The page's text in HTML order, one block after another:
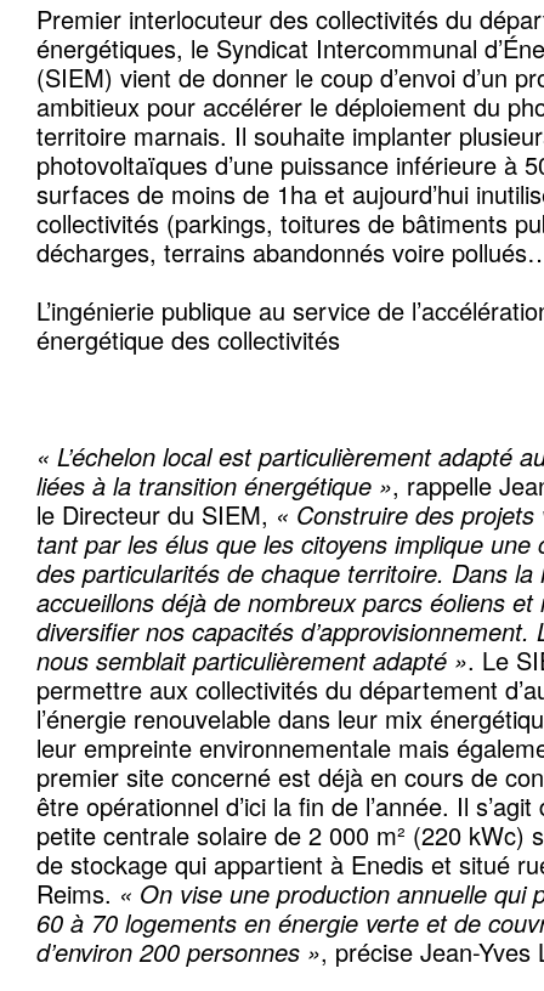
Premier interlocuteur des collectivités du
énergétiques, le Syndicat Intercommunal
(SIEM) vient de donner le coup d’envoi d’un
ambitieux pour accélérer le déploiement du
territoire marnais. Il souhaite implanter
photovoltaïques d’une puissance inférieure à
surfaces de moins de 1ha et aujourd’hui
collectivités (parkings, toitures de bâtiments
décharges, terrains abandonnés voire
L’ingénierie publique au service de
énergétique des collectivités
« L’échelon local est particulièrement adapté
liées à la transition énergétique », rappelle
le Directeur du SIEM, « Construire des
tant par les élus que les citoyens implique une
des particularités de chaque territoire. Dans la
accueillons déjà de nombreux parcs éoliens et
diversifier nos capacités d’approvisionnement.
nous semblait particulièrement adapté ». Le
permettre aux collectivités du département
l’énergie renouvelable dans leur mix
leur empreinte environnementale mais
premier site concerné est déjà en cours de
être opérationnel d’ici la fin de l’année. Il s’agit
petite centrale solaire de 2 000 m² (220 kWc)
de stockage qui appartient à Enedis et situé
Reims. « On vise une production annuelle qui
60 à 70 logements en énergie verte et de
d’environ 200 personnes », précise Jean-Yves